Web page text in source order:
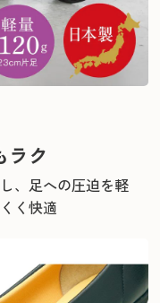
ラク
、足への圧迫を軽
く快適